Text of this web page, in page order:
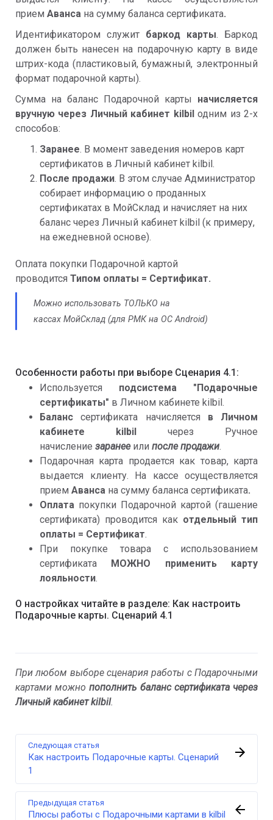
прием Аванса на сумму баланса сертификата.
Идентификатором служит баркод карты. Баркод
должен быть нанесен на подарочную карту в виде
штрих-кода (пластиковый, бумажный, электронный
формат подарочной карты).
Сумма на баланс Подарочной карты начисляется
вручную через Личный кабинет kilbilодним из 2-х
способов:
Заранее. В момент заведения номеров карт
сертификатов в Личный кабинет kilbil.
После продажи. В этом случае Администратор
собирает информацию о проданных
сертификатах в МойСклад и начисляет на них
баланс через Личный кабинет kilbil (к примеру,
на ежедневной основе).
Оплата покупки Подарочной картой
проводится Типом оплаты = Сертификат.
Можно использовать ТОЛЬКО на
кассах МойСклад (для РМК на ОС Android)
Особенности работы при выборе Сценария 4.1:
Используется подсистема "Подарочные
сертификаты" в Личном кабинете kilbil.
Баланссертификата начисляется в Личном
кабинете kilbil
через Ручное
начисление заранееили после продажи.
Подарочная карта продается как товар, карта
выдается клиенту. На кассе осуществляется
прием Аванса на сумму баланса сертификата.
Оплата покупки Подарочной картой (гашение
сертификата) проводится как отдельный тип
оплаты = Сертификат.
При покупке товара с использованием
сертификата
МОЖНО применить карту
лояльности.
О настройках читайте в разделе: Как настроить
Подарочные карты. Сценарий 4.1
При любом выборе сценария работы с Подарочными
картами можнопополнить баланс сертификата через
Личный кабинет kilbil.
Предыдущая статья
Плюсы работы с Подарочными картами в kilbil
Следующая статья
Как настроить Подарочные карты. Сценарий
1